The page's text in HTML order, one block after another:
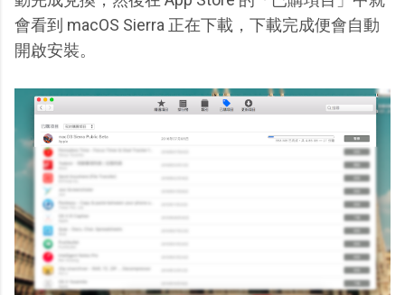
會看到 macOS Sierra 正在下載，下載完成便會自動
開啟安裝。